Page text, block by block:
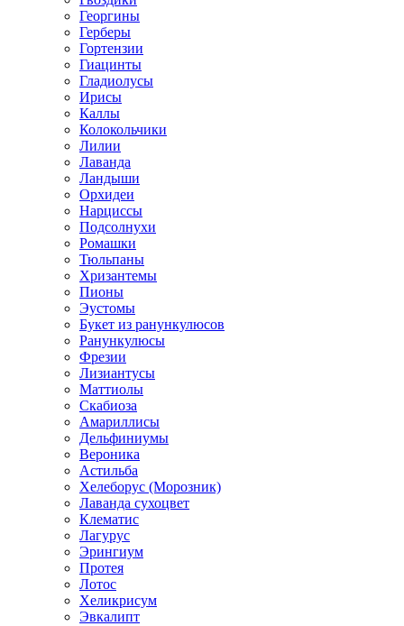
Георгины
Герберы
Гортензии
Гиацинты
Гладиолусы
Ирисы
Каллы
Колокольчики
Лилии
Лаванда
Ландыши
Орхидеи
Нарциссы
Подсолнухи
Ромашки
Тюльпаны
Хризантемы
Пионы
Эустомы
Букет из ранункулюсов
Ранункулюсы
Фрезии
Лизиантусы
Маттиолы
Скабиоза
Амариллисы
Дельфиниумы
Вероника
Астильба
Хелеборус (Морозник)
Лаванда сухоцвет
Клематис
Лагурус
Эрингиум
Протея
Лотос
Хеликрисум
Эвкалипт